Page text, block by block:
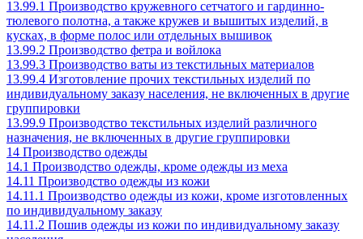
13.99.1 Производство кружевного сетчатого и гардинно-
тюлевого полотна, а также кружев и вышитых изделий, в
кусках, в форме полос или отдельных вышивок
13.99.2 Производство фетра и войлока
13.99.3 Производство ваты из текстильных материалов
13.99.4 Изготовление прочих текстильных изделий по
индивидуальному заказу населения, не включенных в другие
группировки
13.99.9 Производство текстильных изделий различного
назначения, не включенных в другие группировки
14 Производство одежды
14.1 Производство одежды, кроме одежды из меха
14.11 Производство одежды из кожи
14.11.1 Производство одежды из кожи, кроме изготовленных
по индивидуальному заказу
14.11.2 Пошив одежды из кожи по индивидуальному заказу